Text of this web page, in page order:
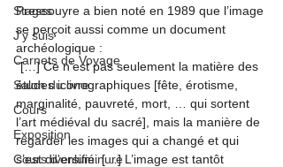
Stages
J'y suis
Carnets de Voyage
Salon du livre
Cours
Exposition
Cours d'enluminure
Pressouyre a bien noté en 1989 que l’image
se perçoit aussi comme un document
archéologique :
“[…] Ce n’est pas seulement la matière des
études iconographiques [fête, érotisme,
marginalité, pauvreté, mort, … qui sortent
l’art médiéval du sacré], mais la manière de
regarder les images qui a changé et qui
s’est diversifié. […] L’image est tantôt